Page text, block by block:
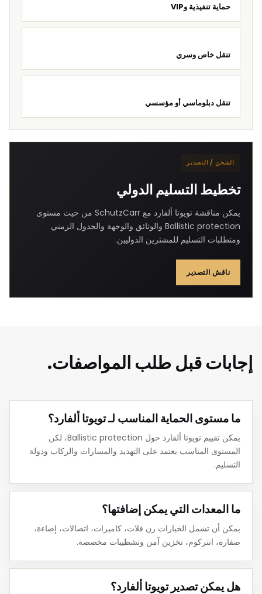
حماية تنفيذية وVIP
تنقل خاص وسري
تنقل دبلوماسي أو مؤسسي
الشحن / التصدير
تخطيط التسليم الدولي
يمكن مناقشة تويوتا ألفارد مع SchutzCarr من حيث مستوى
Ballistic protection والوثائق والوجهة والجدول الزمني
ومتطلبات التسليم للمشترين الدوليين.
ناقش التصدير
إجابات قبل طلب المواصفات.
ما مستوى الحماية المناسب لـ تويوتا ألفارد؟
يمكن تقييم تويوتا ألفارد حول Ballistic protection، لكن
المستوى المناسب يعتمد على التهديد والمسارات والركاب ودولة
التسليم.
ما المعدات التي يمكن إضافتها؟
يمكن أن تشمل الخيارات رن فلات، كاميرات، اتصالات، إضاءة،
صفارة، انتركوم، تخزين آمن وتشطيبات مخصصة.
هل يمكن تصدير تويوتا ألفارد؟